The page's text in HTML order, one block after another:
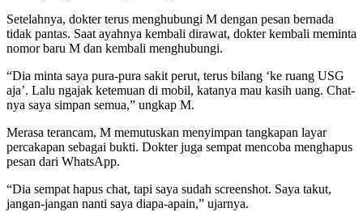
Setelahnya, dokter terus menghubungi M dengan pesan bernada
tidak pantas. Saat ayahnya kembali dirawat, dokter kembali meminta
nomor baru M dan kembali menghubungi.
“Dia minta saya pura-pura sakit perut, terus bilang ‘ke ruang USG
aja’. Lalu ngajak ketemuan di mobil, katanya mau kasih uang. Chat-
nya saya simpan semua,” ungkap M.
Merasa terancam, M memutuskan menyimpan tangkapan layar
percakapan sebagai bukti. Dokter juga sempat mencoba menghapus
pesan dari WhatsApp.
“Dia sempat hapus chat, tapi saya sudah screenshot. Saya takut,
jangan-jangan nanti saya diapa-apain,” ujarnya.